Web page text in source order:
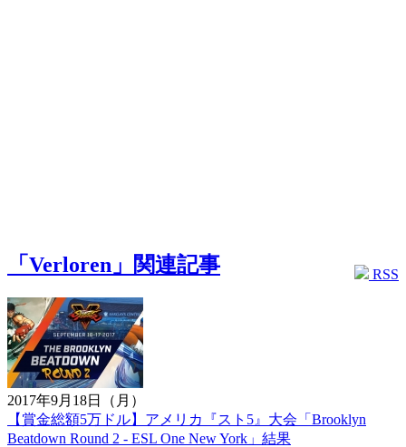
RSS
「Verloren」関連記事
2017年9月18日（月）
【賞金総額5万ドル】アメリカ『スト5』大会「Brooklyn
Beatdown Round 2 - ESL One New York」結果